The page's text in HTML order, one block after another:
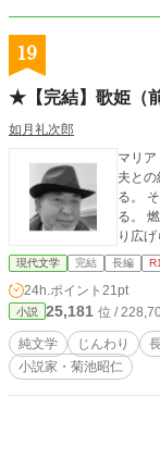
19
★【完結】歌姫（
如月礼次郎
マリ
夫と
る。
る。
り広
現代文学 完結 長編
24h.ポイント 21pt
小説 25,181 位 /
純文学 じんわり
小説家・菊池昭仁